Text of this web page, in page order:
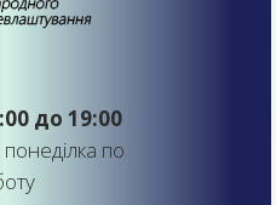
до 19:00
по